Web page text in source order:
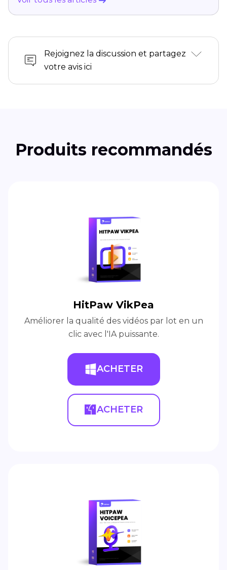
Rejoignez la discussion et partagez
votre avis ici
Produits recommandés
HitPaw VikPea
Améliorer la qualité des vidéos par lot en un
clic avec l'IA puissante.
ACHETER
ACHETER